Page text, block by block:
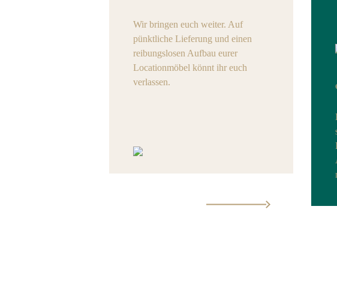
Wir bringen euch weiter. Auf
pünktliche Lieferung und einen
reibungslosen Aufbau eurer
Locationmöbel könnt ihr euch
verlassen.